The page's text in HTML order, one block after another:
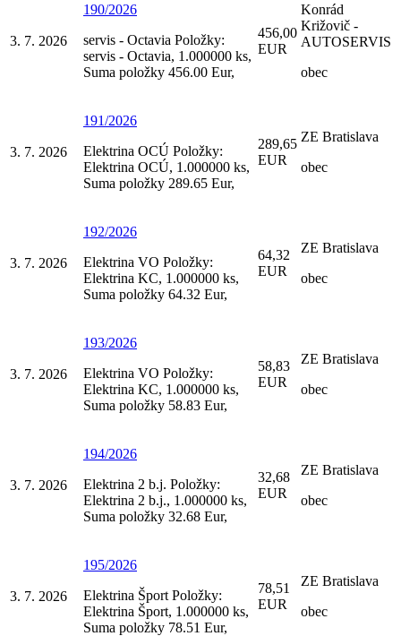
3. 7. 2026
190/2026
servis - Octavia Položky:
servis - Octavia, 1.000000 ks,
Suma položky 456.00 Eur,
456,00
EUR
Konrád
Križovič -
AUTOSERVIS
obec
3. 7. 2026
191/2026
Elektrina OCÚ Položky:
Elektrina OCÚ, 1.000000 ks,
Suma položky 289.65 Eur,
289,65
EUR
ZE Bratislava
obec
3. 7. 2026
192/2026
Elektrina VO Položky:
Elektrina KC, 1.000000 ks,
Suma položky 64.32 Eur,
64,32
EUR
ZE Bratislava
obec
3. 7. 2026
193/2026
Elektrina VO Položky:
Elektrina KC, 1.000000 ks,
Suma položky 58.83 Eur,
58,83
EUR
ZE Bratislava
obec
3. 7. 2026
194/2026
Elektrina 2 b.j. Položky:
Elektrina 2 b.j., 1.000000 ks,
Suma položky 32.68 Eur,
32,68
EUR
ZE Bratislava
obec
3. 7. 2026
195/2026
Elektrina Šport Položky:
Elektrina Šport, 1.000000 ks,
Suma položky 78.51 Eur,
78,51
EUR
ZE Bratislava
obec